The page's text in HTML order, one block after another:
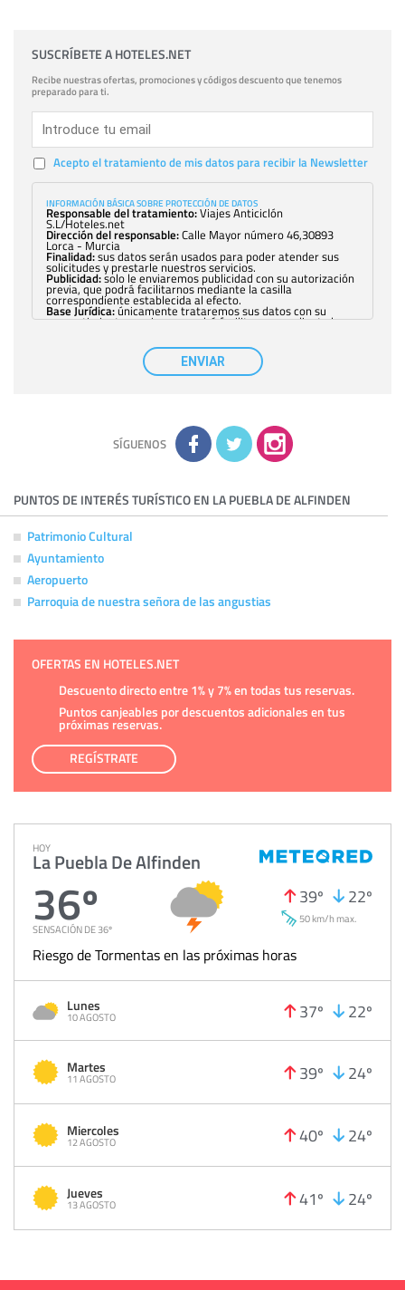
SUSCRÍBETE A HOTELES.NET
Recibe nuestras ofertas, promociones y códigos descuento que tenemos
preparado para ti.
Acepto el tratamiento de mis datos para recibir la Newsletter
INFORMACIÓN BÁSICA SOBRE PROTECCIÓN DE DATOS
Responsable del tratamiento:Viajes Anticiclón
S.L/Hoteles.net
Dirección del responsable:Calle Mayor número 46,30893
Lorca - Murcia
Finalidad:sus datos serán usados para poder atender sus
solicitudes y prestarle nuestros servicios.
Publicidad:solo le enviaremos publicidad con su autorización
previa, que podrá facilitarnos mediante la casilla
correspondiente establecida al efecto.
Base Jurídica:únicamente trataremos sus datos con su
consentimiento previo, que podrá facilitarnos mediante la
con carácter general, sólo el personal de
nuestra entidad que esté debidamente autorizado podrá
tener conocimiento de la información que le pedimos. No se
comunicarán datos a terceros.
adicional y detallada sobre cómo tratamos sus datos en la
política de privacidad
ENVIAR
SÍGUENOS
PUNTOS DE INTERÉS TURÍSTICO EN LA PUEBLA DE ALFINDEN
Patrimonio Cultural
Ayuntamiento
Aeropuerto
Parroquia de nuestra señora de las angustias
OFERTAS EN HOTELES.NET
Descuento directo entre 1% y 7% en todas tus reservas.
Puntos canjeables por descuentos adicionales en tus
próximas reservas.
REGÍSTRATE
HOY
La Puebla De Alfinden
36º
SENSACIÓN DE 36º
39º 22º
50 km/h max.
Riesgo de Tormentas en las próximas horas
Lunes
10 AGOSTO 37º 22º
Martes
11 AGOSTO 39º 24º
Miercoles
12 AGOSTO 40º 24º
Jueves
13 AGOSTO 41º 24º